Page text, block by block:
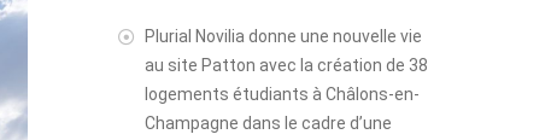
Plurial Novilia donne une nouvelle vie
au site Patton avec la création de 38
logements étudiants à Châlons-en-
Champagne dans le cadre d’une